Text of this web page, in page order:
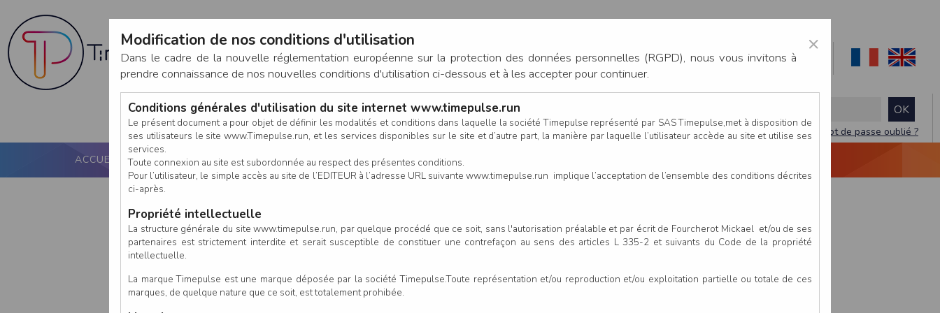
CONNEXION
Mot de passe oublié ?
ACCUEIL PUCE ACTIVE NOS SERVICES CALENDRIER RÉSULTATS
×
Modification de nos conditions d'utilisation
Dans le cadre de la nouvelle réglementation européenne sur la protection des données personnelles (RGPD), nous vous invitons à
prendre connaissance de nos nouvelles conditions d'utilisation ci-dessous et à les accepter pour continuer.
Conditions générales d'utilisation du site internet www.timepulse.run
Le présent document a pour objet de définir les modalités et conditions dans laquelle la société Timepulse représenté par SAS Timepulse,met à disposition de
ses utilisateurs le site www.Timepulse.run, et les services disponibles sur le site et d’autre part, la manière par laquelle l’utilisateur accède au site et utilise ses
services.
Toute connexion au site est subordonnée au respect des présentes conditions.
Pour l’utilisateur, le simple accès au site de l’EDITEUR à l’adresse URL suivante www.timepulse.run implique l’acceptation de l’ensemble des conditions décrites
ci-après.
Propriété intellectuelle
La structure générale du site www.timepulse.run, par quelque procédé que ce soit, sans l'autorisation préalable et par écrit de Fourcherot Mickael et/ou de ses
partenaires est strictement interdite et serait susceptible de constituer une contrefaçon au sens des articles L 335-2 et suivants du Code de la propriété
intellectuelle.
La marque Timepulse est une marque déposée par la société Timepulse.Toute représentation et/ou reproduction et/ou exploitation partielle ou totale de ces
marques, de quelque nature que ce soit, est totalement prohibée.